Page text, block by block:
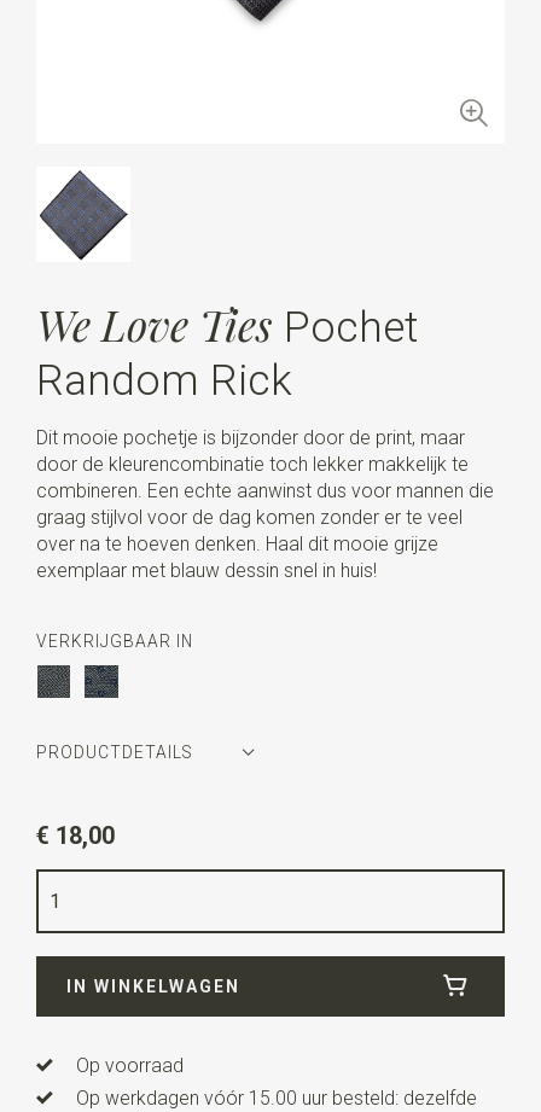
We Love Ties Pochet
Random Rick
Dit mooie pochetje is bijzonder door de print, maar
door de kleurencombinatie toch lekker makkelijk te
combineren. Een echte aanwinst dus voor mannen die
graag stijlvol voor de dag komen zonder er te veel
over na te hoeven denken. Haal dit mooie grijze
exemplaar met blauw dessin snel in huis!
VERKRIJGBAAR IN
PRODUCTDETAILS
grijs / blauw
Kwaliteit
Lengte25 cm
€ 18,00
IN WINKELWAGEN
Op voorraad
Op werkdagen vóór 15.00 uur besteld: dezelfde